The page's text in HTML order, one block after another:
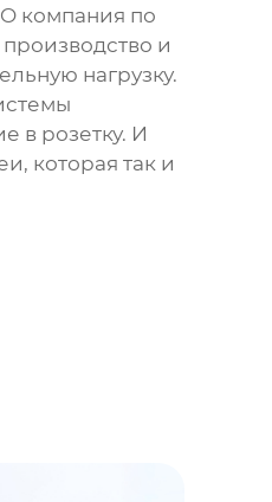
компания по
и
нагрузку.
в розетку. И
которая так и